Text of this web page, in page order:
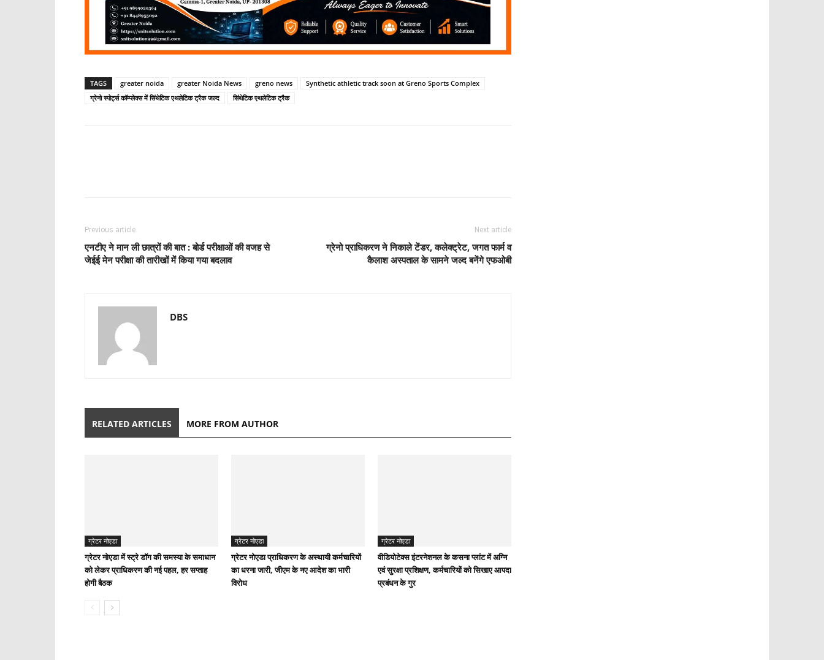
TAGS greater noida greater Noida News greno news
Synthetic athletic track soon at Greno Sports Complex
ग्रेनो स्पोर्ट्स कॉम्प्लेक्स में सिंथेटिक एथलेटिक ट्रैक जल्द
सिंथेटिक एथलेटिक ट्रैक
Previous article
एनटीए ने मान ली छात्रों की बात : बोर्ड परीक्षाओं की वजह से
जेईई मेन परीक्षा की तारीखों में किया गया बदलाव
Next article
ग्रेनो प्राधिकरण ने निकाले टेंडर, कलेक्ट्रेट, जगत फार्म व
कैलाश अस्पताल के सामने जल्द बनेंगे एफओबी
DBS
RELATED ARTICLES MORE FROM AUTHOR
ग्रेटर नोएडा
ग्रेटर नोएडा में स्ट्रे डॉग की समस्या के समाधान
को लेकर प्राधिकरण की नई पहल, हर सप्ताह
होगी बैठक
ग्रेटर नोएडा
ग्रेटर नोएडा प्राधिकरण के अस्थायी कर्मचारियों
का धरना जारी, जीएम के नए आदेश का भारी
विरोध
ग्रेटर नोएडा
वीडियोटेक्स इंटरनेशनल के कसना प्लांट में अग्नि
एवं सुरक्षा प्रशिक्षण, कर्मचारियों को सिखाए आपदा
प्रबंधन के गुर